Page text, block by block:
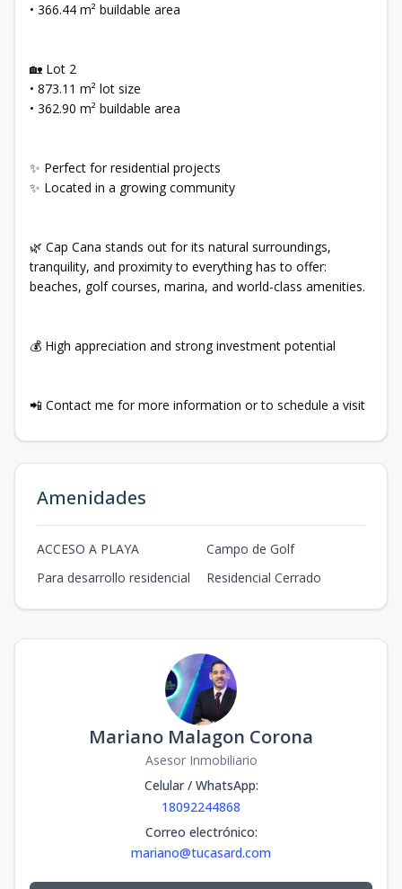
• 366.44 m² buildable area
🏡 Lot 2
• 873.11 m² lot size
• 362.90 m² buildable area
✨ Perfect for residential projects
✨ Located in a growing community
🌿 Cap Cana stands out for its natural surroundings,
tranquility, and proximity to everything has to offer:
beaches, golf courses, marina, and world-class amenities.
💰 High appreciation and strong investment potential
📲 Contact me for more information or to schedule a visit
Amenidades
ACCESO A PLAYA
Campo de Golf
Para desarrollo residencial
Residencial Cerrado
Mariano Malagon Corona
Asesor Inmobiliario
Celular / WhatsApp:
18092244868
Correo electrónico:
mariano@tucasard.com